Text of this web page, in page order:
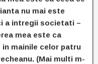
nu mai este
a intregii societati –
mea este ca
in mainile celor patru
(Mai multi m-